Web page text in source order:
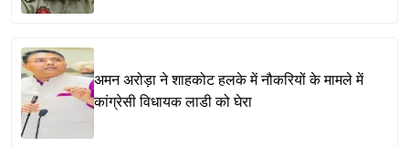
अमन अरोड़ा ने शाहकोट हलके में नौकरियों के मामले में
कांग्रेसी विधायक लाडी को घेरा